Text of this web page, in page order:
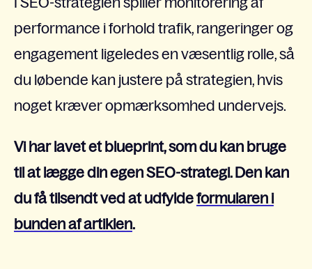
performance i forhold trafik, rangeringer og
engagement ligeledes en væsentlig rolle, så
du løbende kan justere på strategien, hvis
noget kræver opmærksomhed undervejs.
Vi har lavet et blueprint, som du kan bruge
til at lægge din egen SEO-strategi. Den kan
du få tilsendt ved at udfyldeformularen i
bunden af artiklen.